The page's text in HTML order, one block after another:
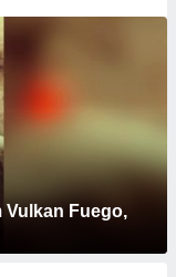
Fuego,